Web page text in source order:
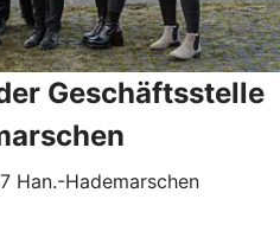
Geschäftsstelle
Han.-Hademarschen